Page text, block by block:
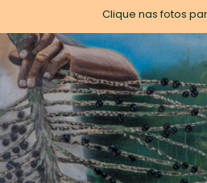
Clique nas fotos